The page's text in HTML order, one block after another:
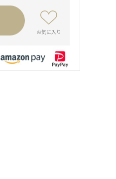
お気に入り